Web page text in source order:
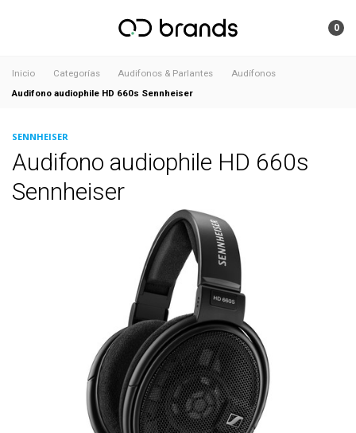
0
Inicio Categorías Audifonos & Parlantes
Audífonos
Audifono audiophile HD 660s Sennheiser
SENNHEISER
Audifono audiophile HD 660s
Sennheiser